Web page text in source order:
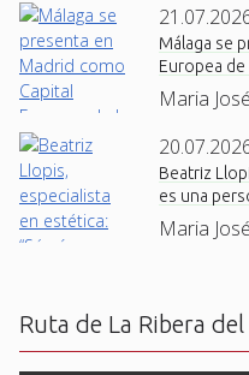
Málaga se
Europea
Maria
Beatriz
es una
Maria
Ruta de La Ribera